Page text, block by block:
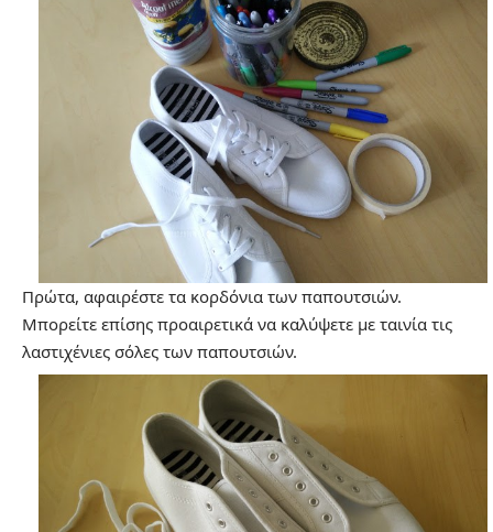
Πρώτα, αφαιρέστε τα κορδόνια των παπουτσιών.
Μπορείτε επίσης προαιρετικά να καλύψετε με ταινία τις
λαστιχένιες σόλες των παπουτσιών.